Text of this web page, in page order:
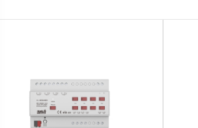
联系我们
自控阀门
交通枢纽
公共服务机构